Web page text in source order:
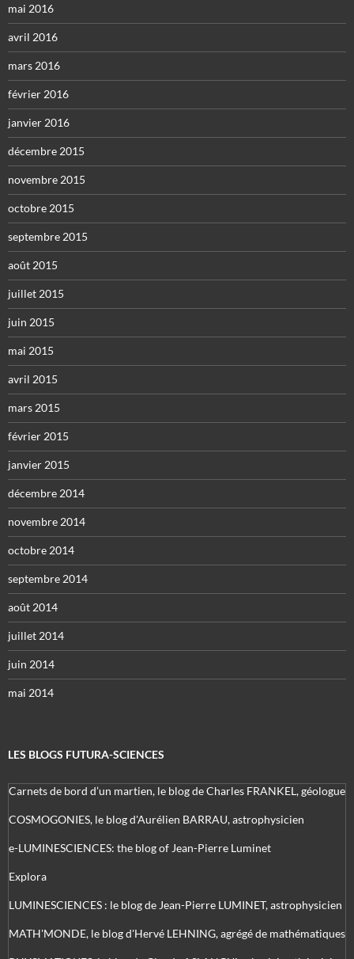
mai 2016
avril 2016
mars 2016
février 2016
janvier 2016
décembre 2015
novembre 2015
octobre 2015
septembre 2015
août 2015
juillet 2015
juin 2015
mai 2015
avril 2015
mars 2015
février 2015
janvier 2015
décembre 2014
novembre 2014
octobre 2014
septembre 2014
août 2014
juillet 2014
juin 2014
mai 2014
LES BLOGS FUTURA-SCIENCES
Carnets de bord d’un martien, le blog de Charles FRANKEL, géologue
COSMOGONIES, le blog d'Aurélien BARRAU, astrophysicien
e-LUMINESCIENCES: the blog of Jean-Pierre Luminet
Explora
LUMINESCIENCES : le blog de Jean-Pierre LUMINET, astrophysicien
MATH'MONDE, le blog d'Hervé LEHNING, agrégé de mathématiques